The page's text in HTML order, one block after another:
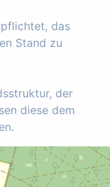
das
Stand zu
der
diese dem